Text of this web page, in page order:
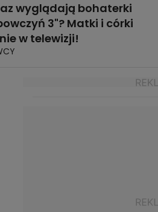
wyglądają bohaterki
3"? Matki i córki
w telewizji!